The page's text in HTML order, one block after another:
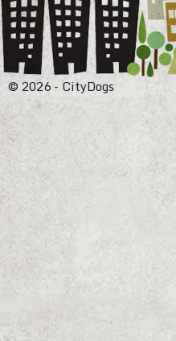
© 2026 - CityDogs